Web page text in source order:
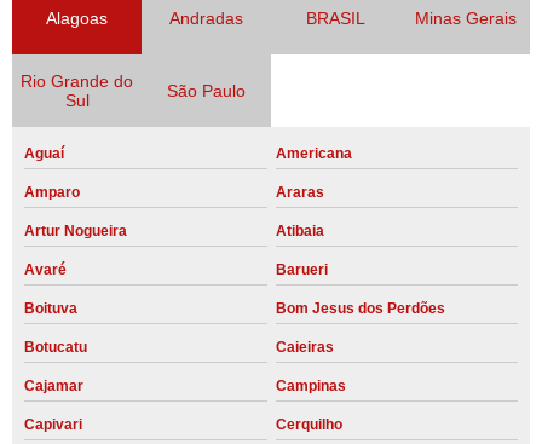
Alagoas Andradas BRASIL Minas Gerais
Rio Grande do
Sul
São Paulo
Aguaí Americana
Amparo Araras
Artur Nogueira Atibaia
Avaré Barueri
Boituva Bom Jesus dos Perdões
Botucatu Caieiras
Cajamar Campinas
Capivari Cerquilho